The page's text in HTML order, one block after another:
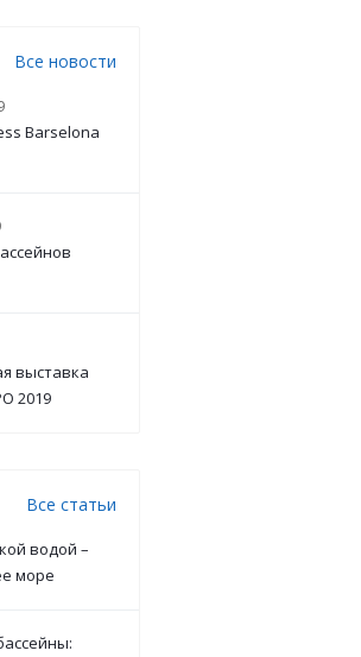
Все новости
Barselona
выставка
2019
Все статьи
водой –
море